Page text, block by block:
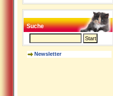
Suche
Newsletter